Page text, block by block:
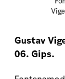
Gustav
06. Gips.